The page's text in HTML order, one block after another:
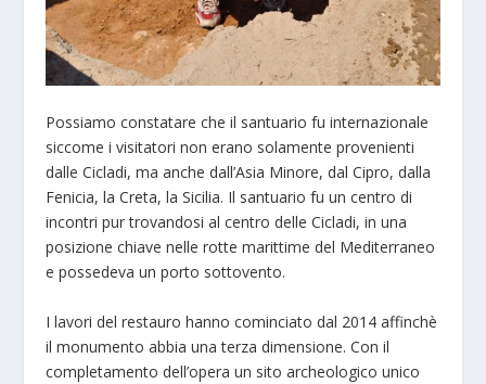
Possiamo constatare che il santuario fu internazionale
siccome i visitatori non erano solamente provenienti
dalle Cicladi, ma anche dall’Asia Minore, dal Cipro, dalla
Fenicia, la Creta, la Sicilia. Il santuario fu un centro di
incontri pur trovandosi al centro delle Cicladi, in una
posizione chiave nelle rotte marittime del Mediterraneo
e possedeva un porto sottovento.
I lavori del restauro hanno cominciato dal 2014 affinchè
il monumento abbia una terza dimensione. Con il
completamento dell’opera un sito archeologico unico